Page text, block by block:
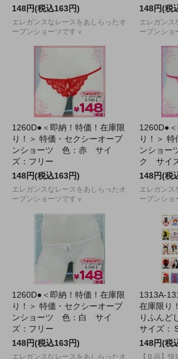
148円(税込163円)
エレガンスなレースをあしらったオ
ープンショーツですｖ
148円(税
エレガンス
ープンショ
1260D●＜即納！特価！在庫限
り！＞ 特価・セクシーオープ
ンショーツ 色：赤 サイ
ズ：フリー
148円(税込163円)
エレガンスなレースをあしらったオ
ープンショーツですｖ
1260D●
り！＞
ンショー
ク サイ
148円(税
エレガンス
ープンショ
1260D●＜即納！特価！在庫限
り！＞ 特価・セクシーオープ
ンショーツ 色：白 サイ
ズ：フリー
148円(税込163円)
エレガンスなレースをあしらったオ
1313A-
在庫限り
りふんど
サイズ：
148円(税
【Ｂ品】